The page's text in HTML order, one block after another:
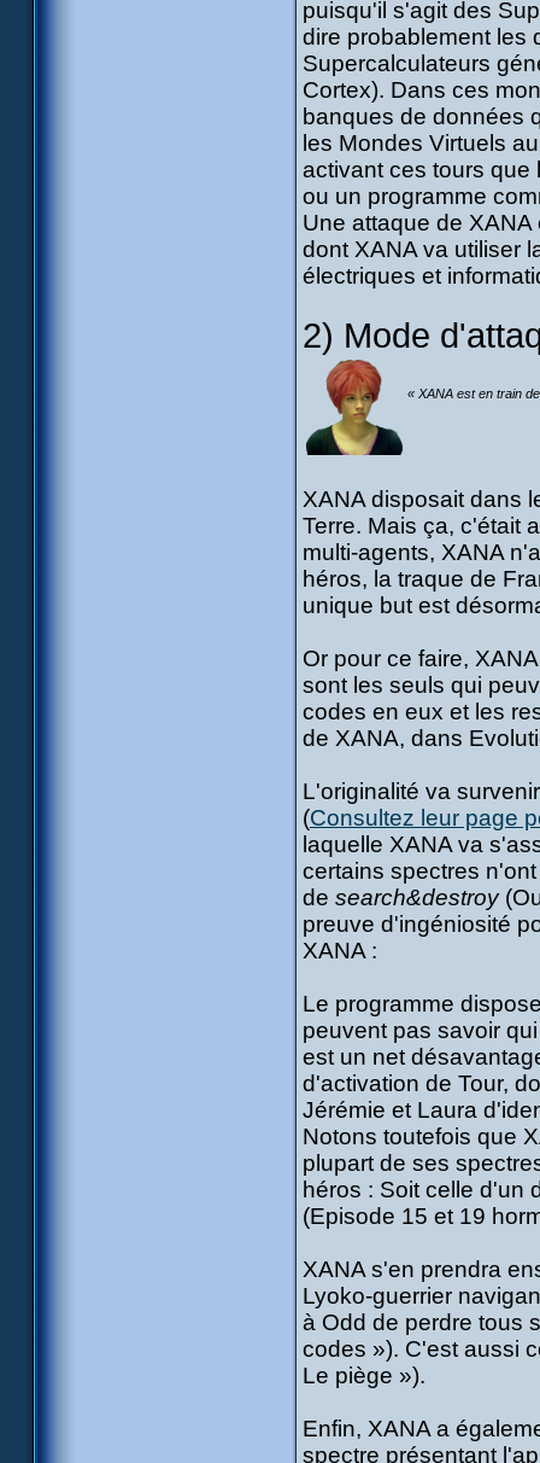
puisqu'il s'agit des
dire probablement les
Supercalculateurs
Cortex). Dans ces
banques de données
les Mondes Virtuels
activant ces tours que
ou un programme
Une attaque de
dont XANA va utiliser
électriques et
2) Mode
« XANA est en train
XANA disposait dans
Terre. Mais ça, c'était
multi-agents, XANA
héros, la traque de
unique but est
Or pour ce faire,
sont les seuls qui
codes en eux et les
de XANA, dans
L'originalité va
(Consultez leur page
laquelle XANA va
certains spectres
de search&destroy
preuve d'ingéniosité
XANA :
Le programme
peuvent pas savoir
est un net
d'activation de Tour,
Jérémie et Laura
Notons toutefois que
plupart de ses
héros : Soit celle d'un
(Episode 15 et 19
XANA s'en prendra
Lyoko-guerrier
à Odd de perdre tous
codes »). C'est aussi
Le piège »).
Enfin, XANA a
spectre présentant